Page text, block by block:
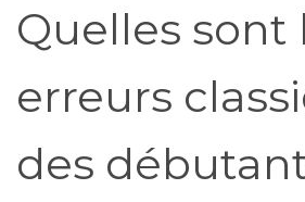
Quelles sont
erreurs
des